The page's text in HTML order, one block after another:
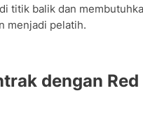
titik balik dan
menjadi pelatih.
dengan